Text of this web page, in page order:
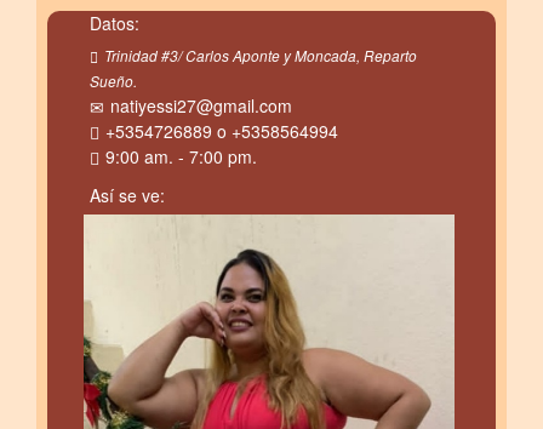
Datos:
Trinidad #3/ Carlos Aponte y Moncada, Reparto
Sueño.
natiyessi27@gmail.com
+5354726889 o +5358564994
9:00 am. - 7:00 pm.
Así se ve: